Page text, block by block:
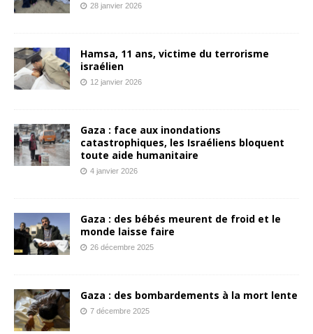
28 janvier 2026
Hamsa, 11 ans, victime du terrorisme
israélien
12 janvier 2026
Gaza : face aux inondations
catastrophiques, les Israéliens bloquent
toute aide humanitaire
4 janvier 2026
Gaza : des bébés meurent de froid et le
monde laisse faire
26 décembre 2025
Gaza : des bombardements à la mort lente
7 décembre 2025